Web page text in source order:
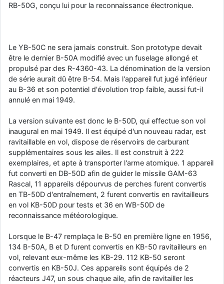
RB-50G, conçu lui pour la reconnaissance électronique.
Le YB-50C ne sera jamais construit. Son prototype devait
être le dernier B-50A modifié avec un fuselage allongé et
propulsé par des R-4360-43. La dénomination de la version
de série aurait dû être B-54. Mais l'appareil fut jugé inférieur
au B-36 et son potentiel d'évolution trop faible, aussi fut-il
annulé en mai 1949.
La version suivante est donc le B-50D, qui effectue son vol
inaugural en mai 1949. Il est équipé d'un nouveau radar, est
ravitaillable en vol, dispose de réservoirs de carburant
supplémentaires sous les ailes. Il est construit à 222
exemplaires, et apte à transporter l'arme atomique. 1 appareil
fut converti en DB-50D afin de guider le missile GAM-63
Rascal, 11 appareils dépourvus de perches furent convertis
en TB-50D d'entraînement, 2 furent convertis en ravitailleurs
en vol KB-50D pour tests et 36 en WB-50D de
reconnaissance météorologique.
Lorsque le B-47 remplaça le B-50 en première ligne en 1956,
134 B-50A, B et D furent convertis en KB-50 ravitailleurs en
vol, relevant eux-même les KB-29. 112 KB-50 seront
convertis en KB-50J. Ces appareils sont équipés de 2
réacteurs J47, un sous chaque aile, afin de ravitailler les